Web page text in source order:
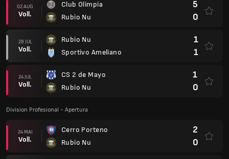
02 AUG
Voll.
Club Olimpia
Rubio Nu
5
0
28 JUL
Voll.
Rubio Nu
Sportivo Ameliano
1
1
24 JUL
Voll.
CS 2 de Mayo
Rubio Nu
1
0
Division Profesional - Apertura
24 MAI
Voll.
Cerro Porteno
Rubio Nu
2
0